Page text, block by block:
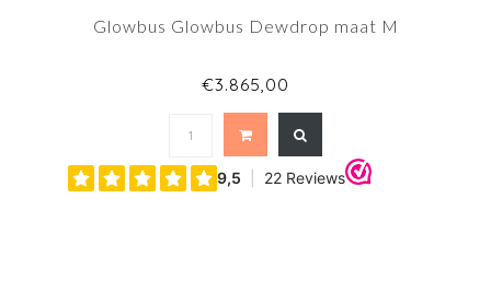
Glowbus Glowbus Dewdrop maat M
€3.865,00